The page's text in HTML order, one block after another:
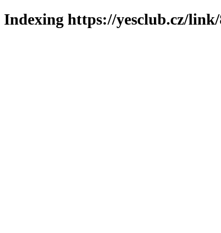
Indexing https://yesclub.cz/link/